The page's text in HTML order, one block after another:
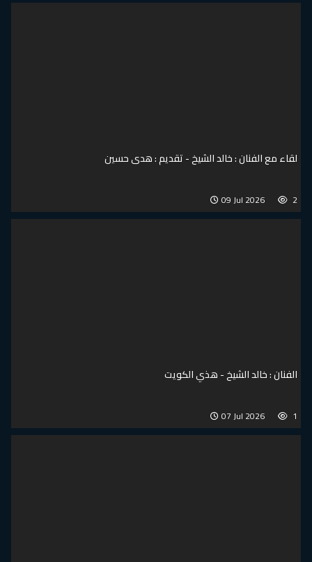
لقاء مع الفنان : خالد الشيخ - تقديم : هدى حسين
09 Jul 2026
الفنان : خالد الشيخ - هذي الكويت
07 Jul 2026